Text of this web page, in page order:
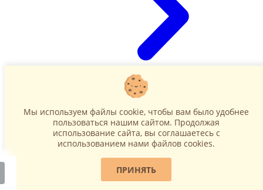
Наружные блоки
Мы используем файлы cookie, чтобы вам было удобнее
пользоваться нашим сайтом. Продолжая
использование сайта, вы соглашаетесь c
использованием нами файлов cookies.
ПРИНЯТЬ